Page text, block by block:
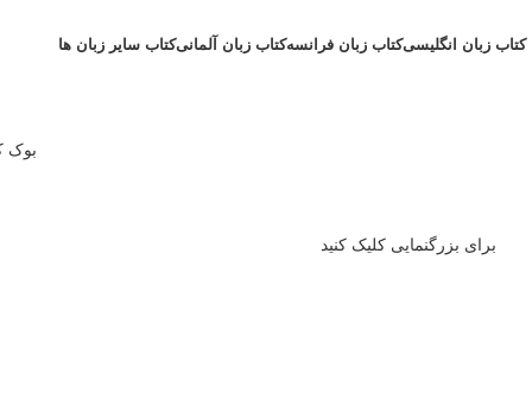
کتاب زبان انگلیسیکتاب زبان فرانسهکتاب زبان آلمانیکتاب سایر زبان ها
بوک
برای بزرگنمایی کلیک کنید